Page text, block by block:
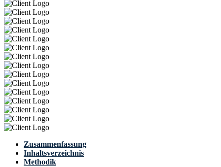
Zusammenfassung
Inhaltsverzeichnis
Methodik